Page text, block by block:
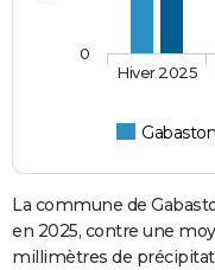
Gabaston
Hiver 2025
0
La commune de
en 2025, contre une
millimètres de